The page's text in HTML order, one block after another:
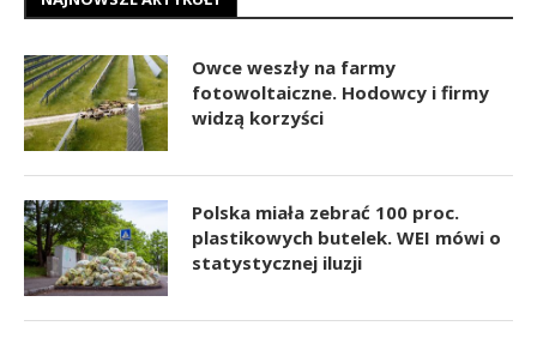
Owce weszły na farmy
fotowoltaiczne. Hodowcy i firmy
widzą korzyści
Polska miała zebrać 100 proc.
plastikowych butelek. WEI mówi o
statystycznej iluzji